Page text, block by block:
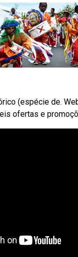
(espécie de.
ofertas e